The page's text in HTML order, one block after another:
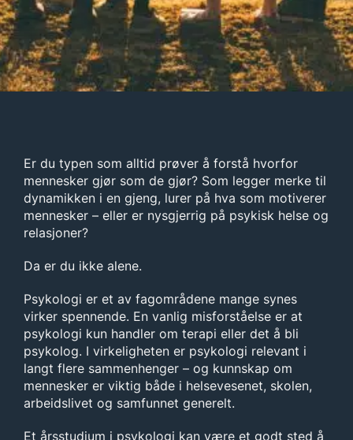
Er du typen som alltid prøver å forstå hvorfor
mennesker gjør som de gjør? Som legger merke til
dynamikken i en gjeng, lurer på hva som motiverer
mennesker – eller er nysgjerrig på psykisk helse og
relasjoner?
Da er du ikke alene.
Psykologi er et av fagområdene mange synes
virker spennende. En vanlig misforståelse er at
psykologi kun handler om terapi eller det å bli
psykolog. I virkeligheten er psykologi relevant i
langt flere sammenhenger – og kunnskap om
mennesker er viktig både i helsevesenet, skolen,
arbeidslivet og samfunnet generelt.
Et årsstudium i psykologi kan være et godt sted å